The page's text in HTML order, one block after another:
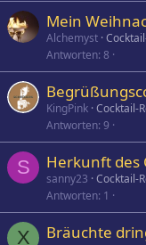
Mein
Alchemyst
Antworten 8
KingPink Cocktail-
Antworten 9
S Herkunft des
sanny23 Cocktail-
Antworten 1
X
Bräuchte